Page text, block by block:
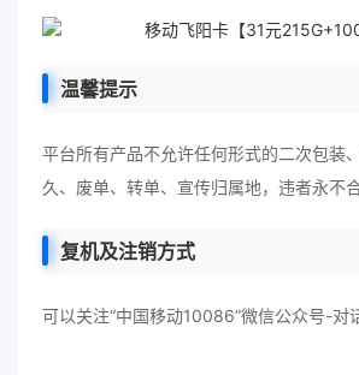
温馨提示
平台所有产品不允许任何形式的二次包装
久、废单、转单、宣传归属地，违者永不
复机及注销方式
可以关注“中国移动10086”微信公众号-对